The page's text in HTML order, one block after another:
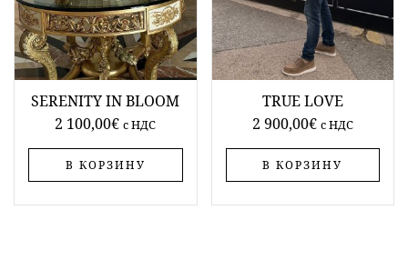
SERENITY IN BLOOM
2 100,00€ c НДС
В КОРЗИНУ
TRUE LOVE
2 900,00€ c НДС
В КОРЗИНУ